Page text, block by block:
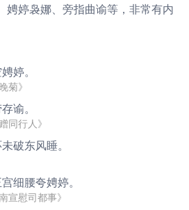
娉婷袅娜、旁指曲谕等，非常有内
婷。
菊》
谕。
同行人》
破东风睡。
细腰夸娉婷。
宣慰司都事》